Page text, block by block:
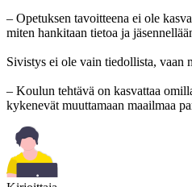
– Opetuksen tavoitteena ei ole
miten hankitaan tietoa ja
Sivistys ei ole vain tiedollista, vaan
– Koulun tehtävä on kasvattaa
kykenevät muuttamaan maailmaa